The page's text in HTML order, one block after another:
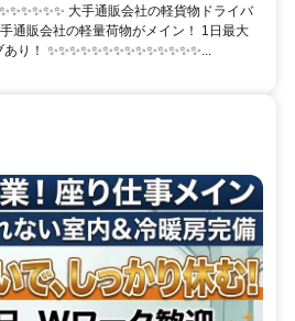
大手通販会社の軽貨物ドライバ
通販会社の軽量荷物がメイン！ 1日最大
！ ✨✨✨✨✨✨✨✨✨✨✨✨✨✨...